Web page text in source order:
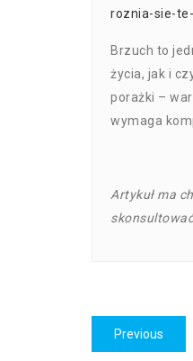
roznia-sie-
Brzuch to
życia, jak i
porażki –
wymaga
Artykuł ma
Previous
post: